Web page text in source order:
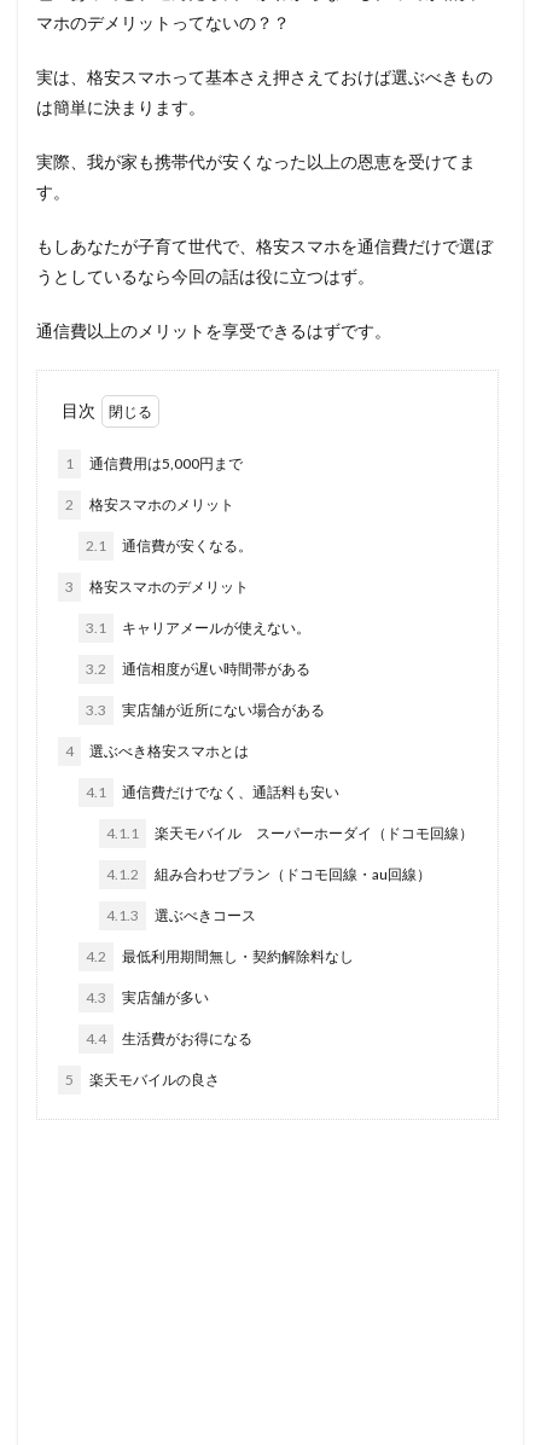
マホのデメリットってないの？？
実は、格安スマホって基本さえ押さえておけば選ぶべきもの
は簡単に決まります。
実際、我が家も携帯代が安くなった以上の恩恵を受けてま
す。
もしあなたが子育て世代で、格安スマホを通信費だけで選ぼ
うとしているなら今回の話は役に立つはず。
通信費以上のメリットを享受できるはずです。
目次
1 通信費用は5,000円まで
2 格安スマホのメリット
2.1 通信費が安くなる。
3 格安スマホのデメリット
3.1 キャリアメールが使えない。
3.2 通信相度が遅い時間帯がある
3.3 実店舗が近所にない場合がある
4 選ぶべき格安スマホとは
4.1 通信費だけでなく、通話料も安い
4.1.1 楽天モバイル スーパーホーダイ（ドコモ回線）
4.1.2 組み合わせプラン（ドコモ回線・au回線）
4.1.3 選ぶべきコース
4.2 最低利用期間無し・契約解除料なし
4.3 実店舗が多い
4.4 生活費がお得になる
5 楽天モバイルの良さ